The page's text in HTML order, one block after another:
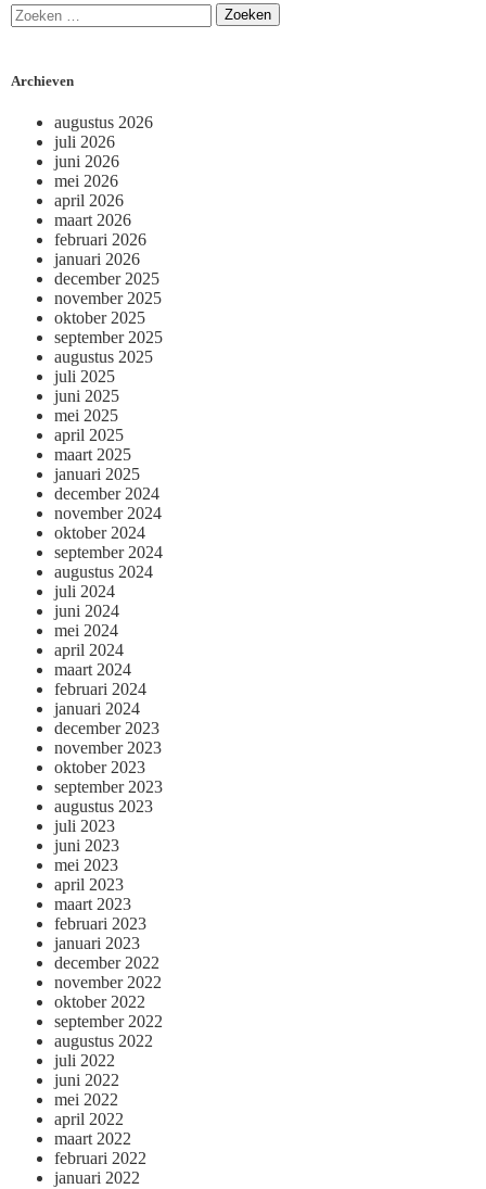
Archieven
augustus 2026
juli 2026
juni 2026
mei 2026
april 2026
maart 2026
februari 2026
januari 2026
december 2025
november 2025
oktober 2025
september 2025
augustus 2025
juli 2025
juni 2025
mei 2025
april 2025
maart 2025
januari 2025
december 2024
november 2024
oktober 2024
september 2024
augustus 2024
juli 2024
juni 2024
mei 2024
april 2024
maart 2024
februari 2024
januari 2024
december 2023
november 2023
oktober 2023
september 2023
augustus 2023
juli 2023
juni 2023
mei 2023
april 2023
maart 2023
februari 2023
januari 2023
december 2022
november 2022
oktober 2022
september 2022
augustus 2022
juli 2022
juni 2022
mei 2022
april 2022
maart 2022
februari 2022
januari 2022